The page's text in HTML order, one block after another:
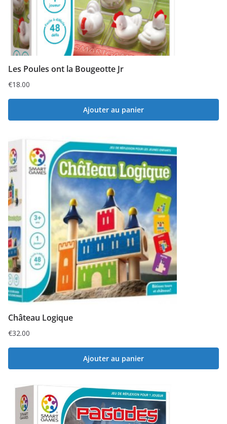
Les Poules ont la Bougeotte Jr
€18.00
Ajouter au panier
Château Logique
€32.00
Ajouter au panier